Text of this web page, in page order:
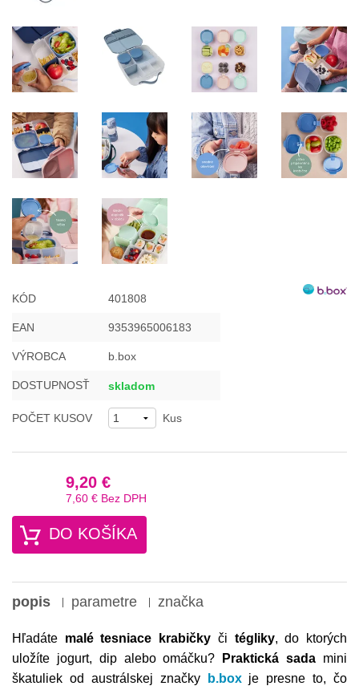
KÓD 401808
EAN 9353965006183
VÝROBCA b.box
DOSTUPNOSŤ skladom
POČET KUSOV Kus
9,20 €
7,60 € Bez DPH
DO KOŠÍKA
popis parametre značka
Hľadáte malé tesniace krabičky či tégliky, do ktorých
uložíte jogurt, dip alebo omáčku?
Praktická sada mini
škatuliek od austrálskej značky
b.boxje presne to, čo